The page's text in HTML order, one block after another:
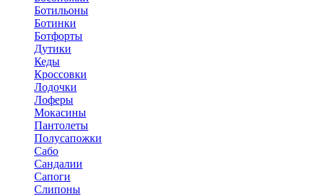
Ботильоны
Ботинки
Ботфорты
Дутики
Кеды
Кроссовки
Лодочки
Лоферы
Мокасины
Пантолеты
Полусапожки
Сабо
Сандалии
Сапоги
Слипоны